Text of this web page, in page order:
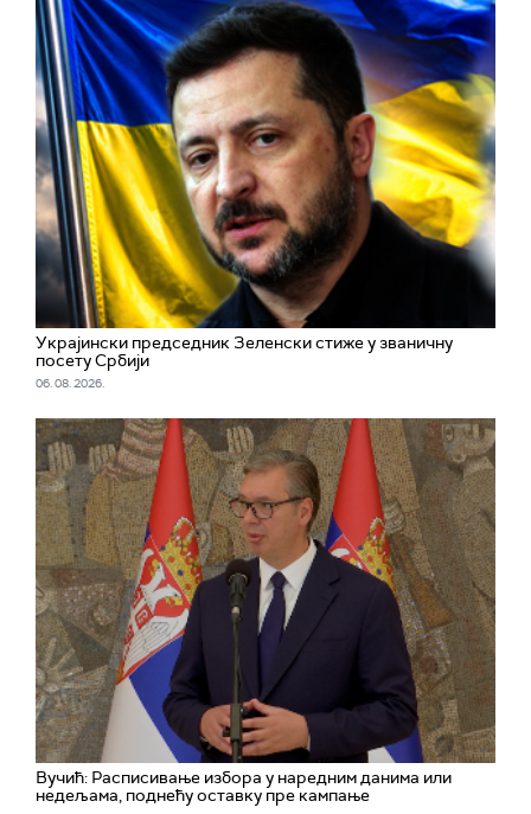
Украјински председник Зеленски стиже у званичну
посету Србији
06. 08. 2026.
Вучић: Расписивање избора у наредним данима или
недељама, поднећу оставку пре кампање